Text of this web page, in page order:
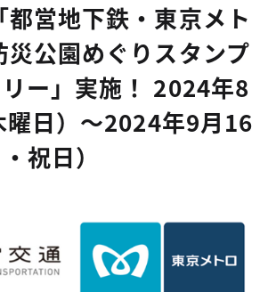
都営地下鉄・東京メト
災公園めぐりスタンプ
ー」実施！ 2024年8
曜日）～2024年9月16
祝日）